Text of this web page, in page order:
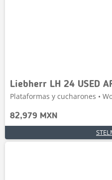
Liebherr LH 24 USED
Plataformas y cucharones •
82,979 MXN